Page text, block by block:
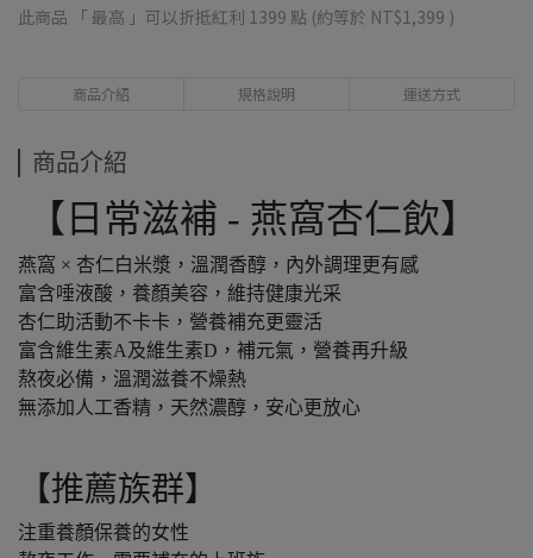
此商品 「 最高 」可以折抵紅利 1399 點 (約等於 NT$1,399 )
商品介紹 規格說明 運送方式
商品介紹
【日常滋補 - 燕窩杏仁飲】
燕窩 × 杏仁白米漿，溫潤香醇，內外調理更有感
富含唾液酸，養顏美容，維持健康光采
杏仁助活動不卡卡，營養補充更靈活
富含維生素A及維生素D，補元氣，營養再升級
熬夜必備，溫潤滋養不燥熱
無添加人工香精，天然濃醇，安心更放心
【推薦族群】
注重養顏保養的女性